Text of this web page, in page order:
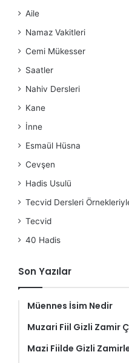
Aile
Namaz Vakitleri
Cemi Mükesser
Saatler
Nahiv Dersleri
Kane
İnne
Esmaül Hüsna
Cevşen
Hadis Usulü
Tecvid Dersleri
Tecvid
40 Hadis
Son Yazılar
Müennes İsim Nedir
Muzari Fiil Gizli Zamir
Mazi Fiilde Gizli